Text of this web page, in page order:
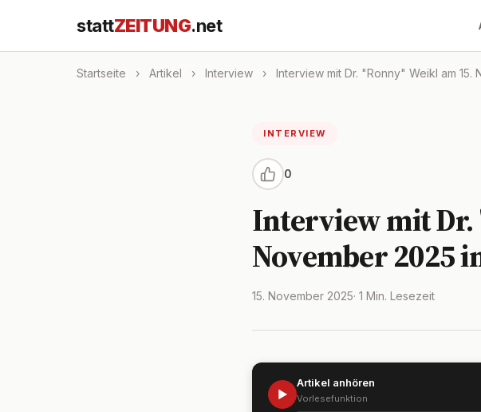
stattZEITUNG.net
Startseite › Artikel › Interview › Interview mit Dr. "Ronny" Weikl am
INTERVIEW
0
Interview mit Dr.
November 2025
15. November 2025· 1 Min. Lesezeit
▶
Artikel anhören
Vorlesefunktion